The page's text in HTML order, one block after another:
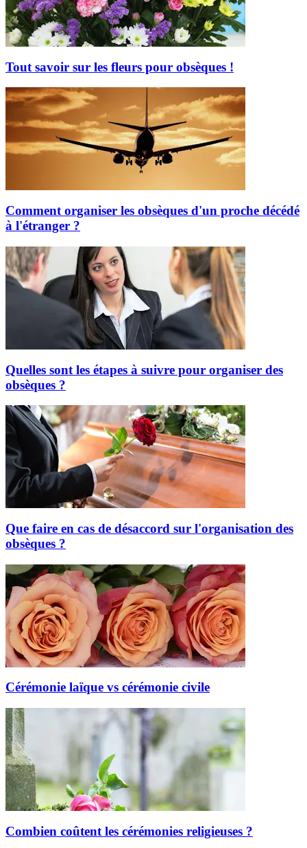
Tout savoir sur les fleurs pour obsèques !
Comment organiser les obsèques d'un proche décédé
à l'étranger ?
Quelles sont les étapes à suivre pour organiser des
obsèques ?
Que faire en cas de désaccord sur l'organisation des
obsèques ?
Cérémonie laïque vs cérémonie civile
Combien coûtent les cérémonies religieuses ?